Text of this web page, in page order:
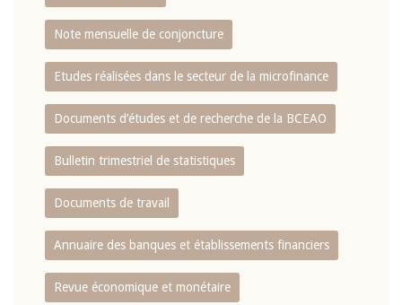
Note mensuelle de conjoncture
Etudes réalisées dans le secteur de la microfinance
Documents d’études et de recherche de la BCEAO
Bulletin trimestriel de statistiques
Documents de travail
Annuaire des banques et établissements financiers
Revue économique et monétaire